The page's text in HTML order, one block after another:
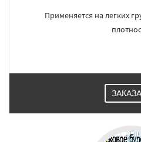
Применяется на легких